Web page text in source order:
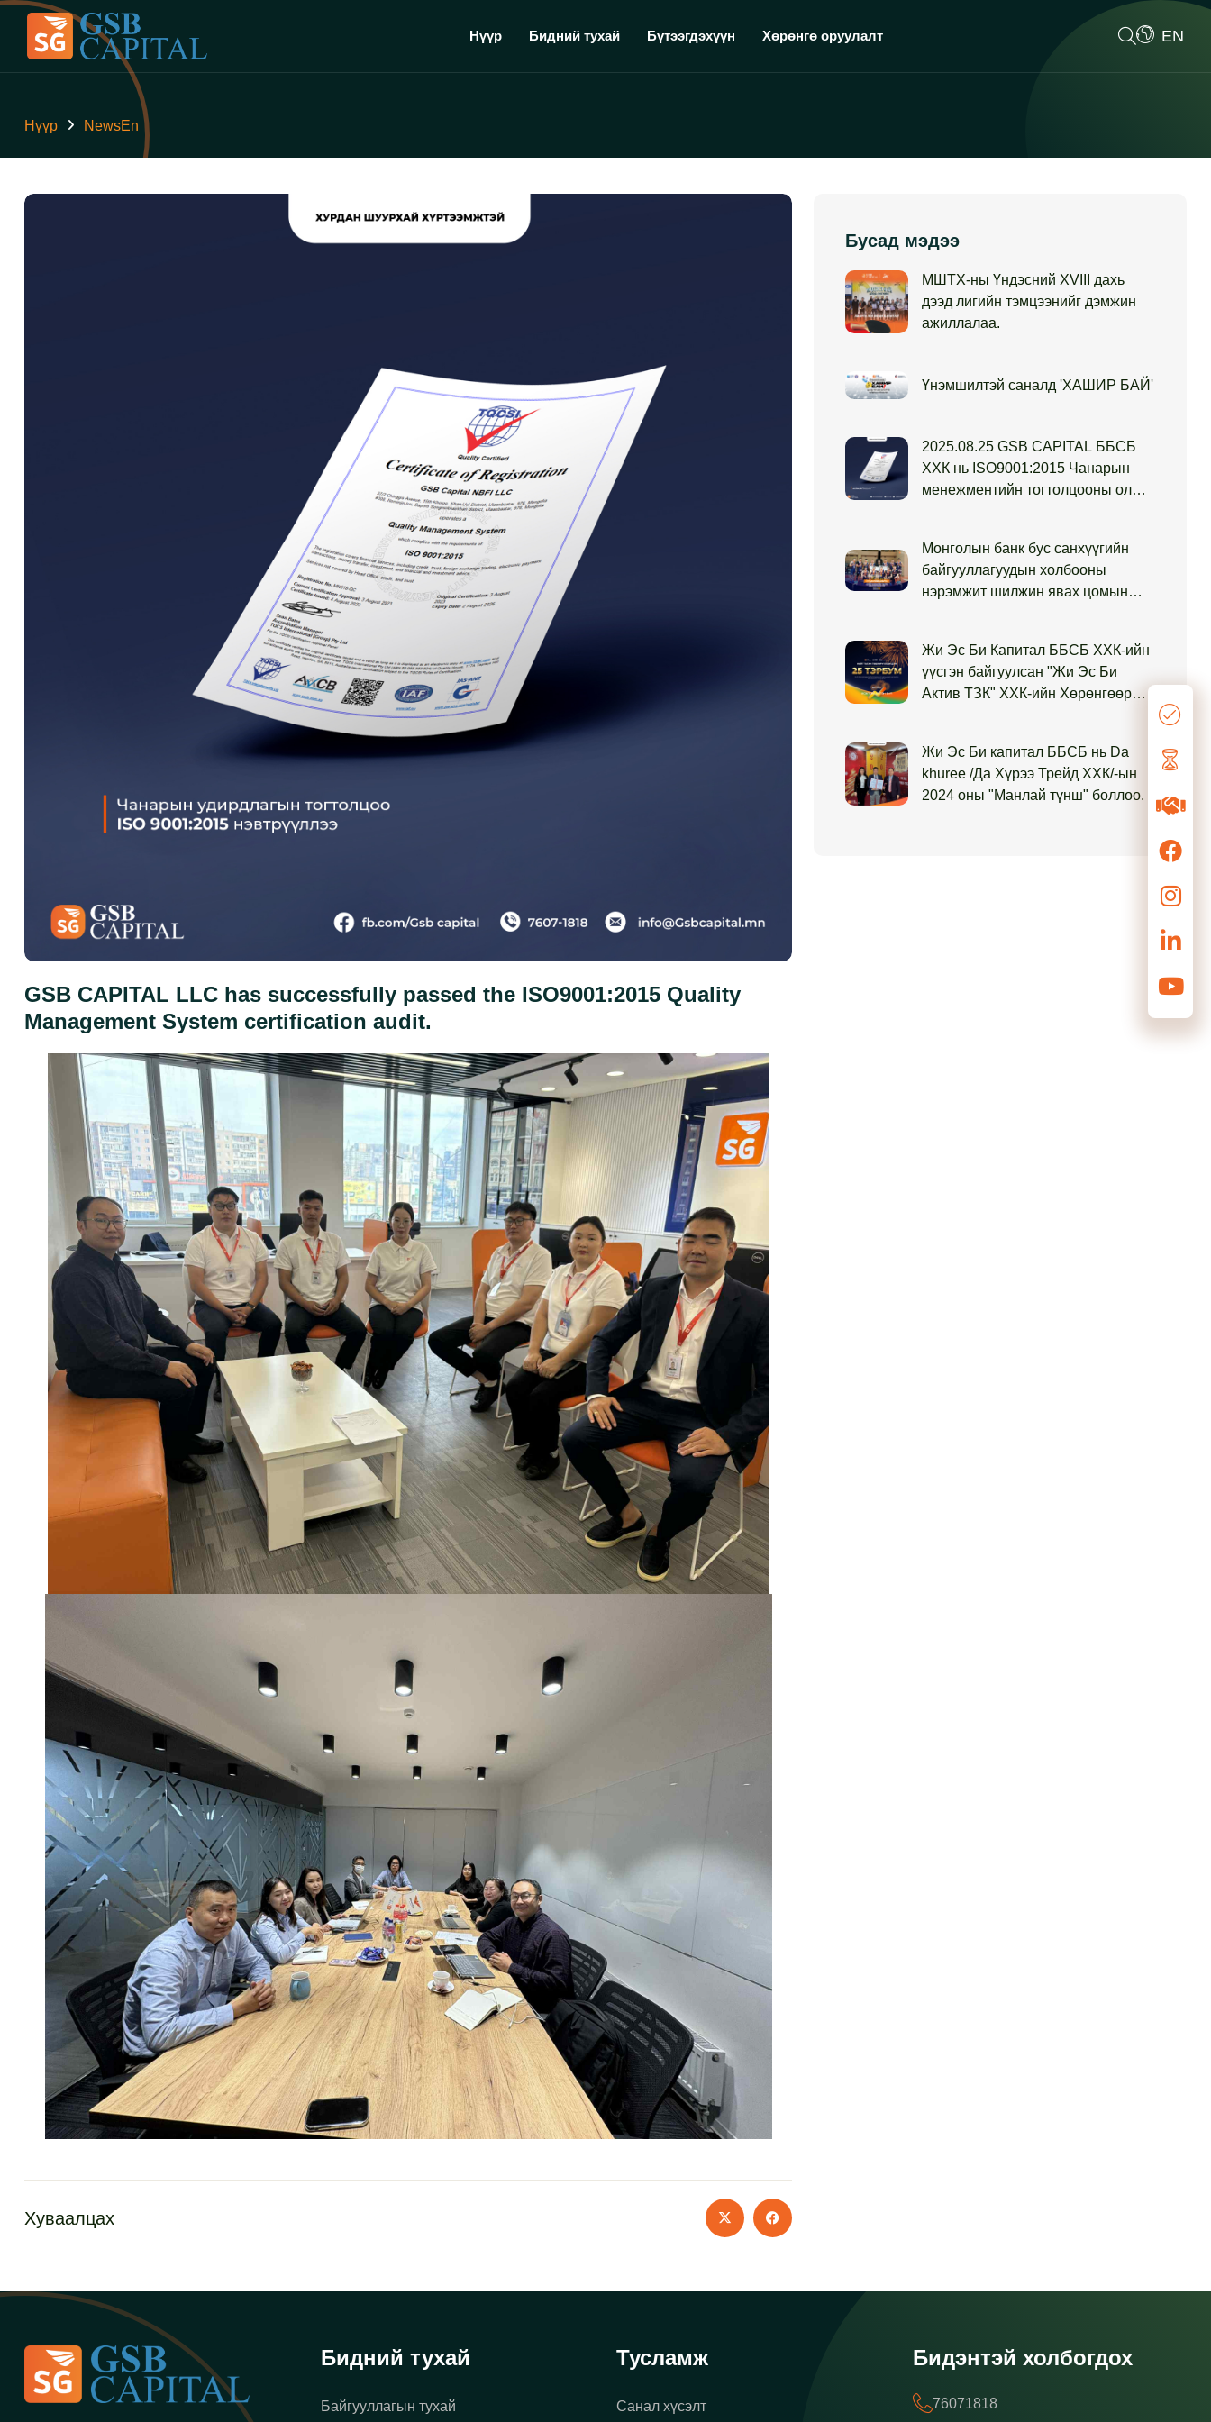
Нүүр Бидний тухай Бүтээгдэхүүн Хөрөнгө оруулалт EN
Нүүр NewsEn
GSB CAPITAL LLC has successfully passed the ISO9001:2015 Quality
Management System certification audit.
Хуваалцах
Бусад мэдээ
МШТХ-ны Үндэсний XVIII дахь
дээд лигийн тэмцээнийг дэмжин
ажиллалаа.
Үнэмшилтэй саналд 'ХАШИР БАЙ'
2025.08.25 GSB CAPITAL ББСБ
ХХК нь ISO9001:2015 Чанарын
менежментийн тогтолцооны олон
аудитдаа амжилттай тэнцлээ.
Монголын банк бус санхүүгийн
байгууллагуудын холбооны
нэрэмжит шилжин явах цомын
тэмцээн”-д Жи Эс Би Капитал
ББСБ-ын эрэгтэй баг тамирчид 2
жил дараалан түрүүлж өөрсдийн
Жи Эс Би Капитал ББСБ ХХК-ийн
үүсгэн байгуулсан "Жи Эс Би
Актив ТЗК" ХХК-ийн Хөрөнгөөр
захиалга 100%-д хүрч, 25.0 тэрбум
төгрөгийг амжилттай татан
төвлөрүүллээ!
Жи Эс Би капитал ББСБ нь Da
khuree /Да Хүрээ Трейд ХХК/-ын
2024 оны "Манлай түнш" боллоо.
Бидний тухай
Байгууллагын тухай
Тусламж
Санал хүсэлт
Бидэнтэй холбогдох
76071818